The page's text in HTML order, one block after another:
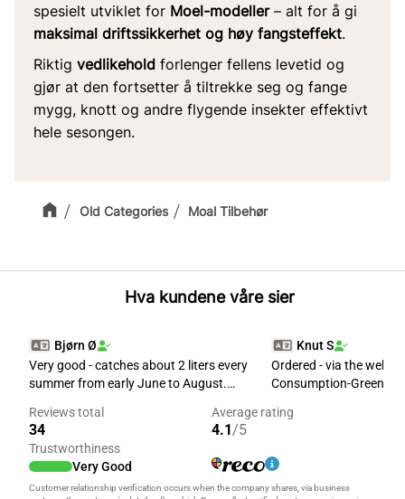
Old Categories Moal Tilbehør
spesielt utviklet for Moel-modeller– alt for å gi
maksimal driftssikkerhet og høy fangsteffekt.
Riktig vedlikeholdforlenger fellens levetid og
gjør at den fortsetter å tiltrekke seg og fange
mygg, knott og andre flygende insekter effektivt
hele sesongen.
Hva kundene våre sier